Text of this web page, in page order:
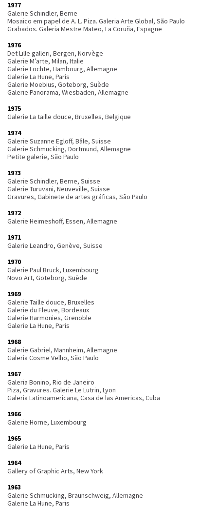
1977
Galerie Schindler, Berne
Mosaico em papel de A. L. Piza. Galeria Arte Global, São Paulo
Grabados. Galeria Mestre Mateo, La Coruña, Espagne
1976
Det Lille galleri, Bergen, Norvège
Galerie M’arte, Milan, Italie
Galerie Lochte, Hambourg, Allemagne
Galerie La Hune, Paris
Galerie Moebius, Goteborg, Suède
Galerie Panorama, Wiesbaden, Allemagne
1975
Galerie La taille douce, Bruxelles, Belgique
1974
Galerie Suzanne Egloff, Bâle, Suisse
Galerie Schmucking, Dortmund, Allemagne
Petite galerie, São Paulo
1973
Galerie Schindler, Berne, Suisse
Galerie Turuvani, Neuveville, Suisse
Gravures, Gabinete de artes gráficas, São Paulo
1972
Galerie Heimeshoff, Essen, Allemagne
1971
Galerie Leandro, Genève, Suisse
1970
Galerie Paul Bruck, Luxembourg
Novo Art, Goteborg, Suède
1969
Galerie Taille douce, Bruxelles
Galerie du Fleuve, Bordeaux
Galerie Harmonies, Grenoble
Galerie La Hune, Paris
1968
Galerie Gabriel, Mannheim, Allemagne
Galeria Cosme Velho, São Paulo
1967
Galeria Bonino, Rio de Janeiro
Piza, Gravures. Galerie Le Lutrin, Lyon
Galeria Latinoamericana, Casa de las Americas, Cuba
1966
Galerie Horne, Luxembourg
1965
Galerie La Hune, Paris
1964
Gallery of Graphic Arts, New York
1963
Galerie Schmucking, Braunschweig, Allemagne
Galerie La Hune, Paris